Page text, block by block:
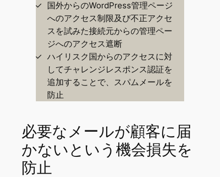
国外からのWordPress管理ページ
へのアクセス制限及び不正アクセ
スを試みた接続元からの管理ペー
ジへのアクセス遮断
ハイリスク国からのアクセスに対
してチャレンジレスポンス認証を
追加することで、スパムメールを
防止
必要なメールが顧客に届
かないという機会損失を
防止